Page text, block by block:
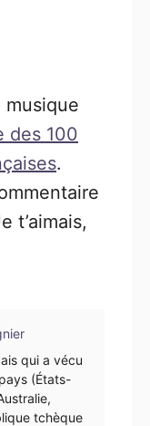
musique
des 100
.
t’aimais,
qui a vécu
(États-
tchèque